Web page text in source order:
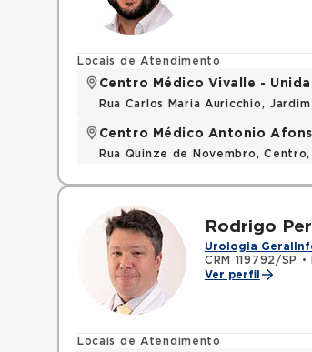
Locais de Atendimento
Centro Médico Vivalle -
Rua Carlos Maria Auricchio,
Centro Médico Antonio
Rua Quinze de Novembro,
Rodrigo
Urologia Geral
CRM 119792/SP
•
Ver perfil
Locais de Atendimento